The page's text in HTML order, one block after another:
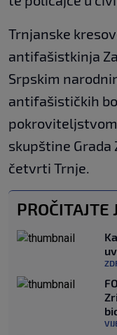
Trnjanske
antifašistkinja
Srpskim
antifašističkih
pokroviteljstvom
skupštine Grada
četvrti Trnje.
PROČITAJTE